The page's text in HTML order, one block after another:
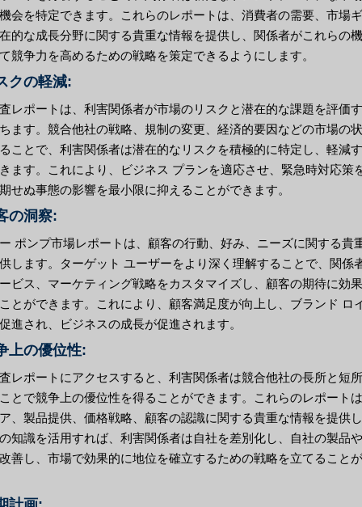
会を特定できます。これらのレポートは、消費者の需要、市場
的な成長分野に関する貴重な情報を提供し、関係者がこれらの
競争力を高めるための戦略を策定できるようにします。
クの軽減:
レポートは、利害関係者が市場のリスクと潜在的な課題を評価
ます。競合他社の戦略、規制の変更、経済的要因などの市場の
ことで、利害関係者は潜在的なリスクを積極的に特定し、軽減
ます。これにより、ビジネス プランを適応させ、緊急時対応策
せぬ事態の影響を最小限に抑えることができます。
の洞察:
ポンプ市場レポートは、顧客の行動、好み、ニーズに関する貴
します。ターゲット ユーザーをより深く理解することで、関係
ビス、マーケティング戦略をカスタマイズし、顧客の期待に効
とができます。これにより、顧客満足度が向上し、ブランド ロ
進され、ビジネスの成長が促進されます。
上の優位性:
レポートにアクセスすると、利害関係者は競合他社の長所と短
とで競争上の優位性を得ることができます。これらのレポート
、製品提供、価格戦略、顧客の認識に関する貴重な情報を提供
知識を活用すれば、利害関係者は自社を差別化し、自社の製品
善し、市場で効果的に地位を確立するための戦略を立てること